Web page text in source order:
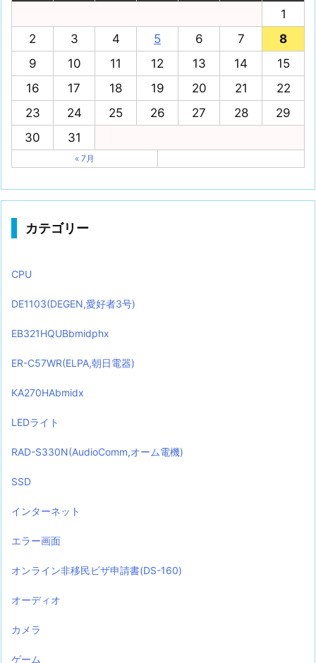
1
2
3 4 5 6 7
8
9
10 11 12 13 14
15
16
17 18 19 20 21
22
23
24 25 26 27 28
29
30
31
« 7月
カテゴリー
CPU
DE1103(DEGEN,愛好者3号)
EB321HQUBbmidphx
ER-C57WR(ELPA,朝日電器)
KA270HAbmidx
LEDライト
RAD-S330N(AudioComm,オーム電機)
SSD
インターネット
エラー画面
オンライン非移民ビザ申請書(DS-160)
オーディオ
カメラ
ゲーム